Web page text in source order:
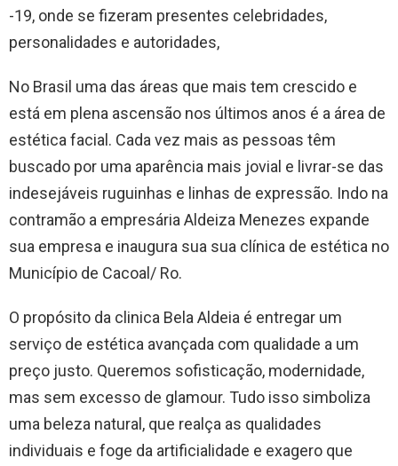
-19, onde se fizeram presentes celebridades,
personalidades e autoridades,
No Brasil uma das áreas que mais tem crescido e
está em plena ascensão nos últimos anos é a área de
estética facial. Cada vez mais as pessoas têm
buscado por uma aparência mais jovial e livrar-se das
indesejáveis ruguinhas e linhas de expressão. Indo na
contramão a empresária Aldeiza Menezes expande
sua empresa e inaugura sua sua clínica de estética no
Município de Cacoal/ Ro.
O propósito da clinica Bela Aldeia é entregar um
serviço de estética avançada com qualidade a um
preço justo. Queremos sofisticação, modernidade,
mas sem excesso de glamour. Tudo isso simboliza
uma beleza natural, que realça as qualidades
individuais e foge da artificialidade e exagero que